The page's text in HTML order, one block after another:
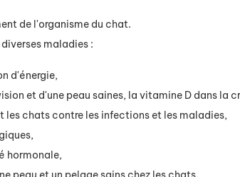
de l'organisme du chat.
maladies :
d'énergie,
et d'une peau saines, la vitamine D dans la
chats contre les infections et les maladies,
hormonale,